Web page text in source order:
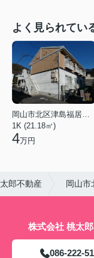
よく見られてい
1K (21.18㎡)
4万円
郎不動産 岡山市
株式会社 桃太
086-222-